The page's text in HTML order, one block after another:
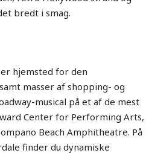
bredt i smag.
hjemsted for den
masser af shopping- og
musical på et af de mest
Center for Performing Arts,
Beach Amphitheatre. På
finder du dynamiske